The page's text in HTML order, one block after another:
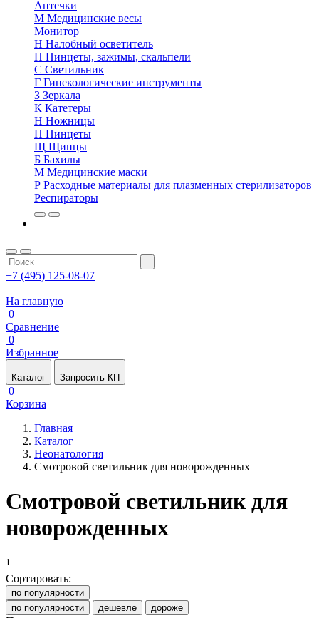
Аптечки
М Медицинские весы
Монитор
Н Налобный осветитель
П Пинцеты, зажимы, скальпели
С Светильник
Г Гинекологические инструменты
З Зеркала
К Катетеры
Н Ножницы
П Пинцеты
Щ Щипцы
Б Бахилы
М Медицинские маски
Р Расходные материалы для плазменных стерилизаторов
Респираторы
+7 (495) 125-08-07
На главную
0
Сравнение
0
Избранное
Каталог Запросить КП
0
Корзина
Главная
Каталог
Неонатология
Смотровой светильник для новорожденных
Смотровой светильник для
новорожденных
1
Сортировать:
по популярности
по популярности
дешевле дороже